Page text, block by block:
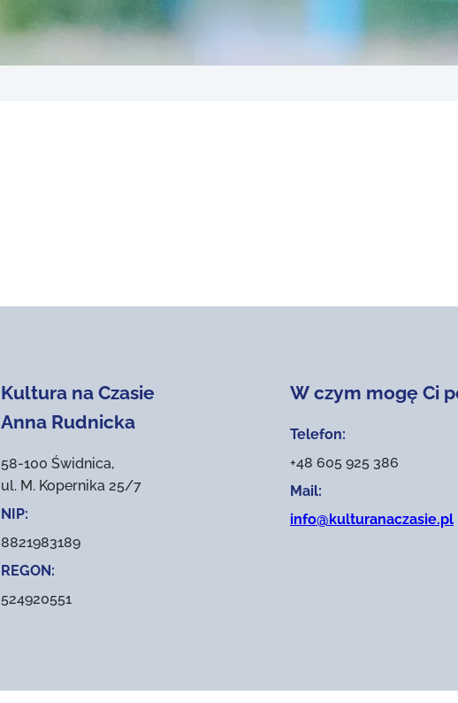
Kultura na Czasie
Anna Rudnicka
58-100 Świdnica,
ul. M. Kopernika 25/7
NIP:
8821983189
REGON:
524920551
W czym mogę Ci
Telefon:
+48 605 925 386
Mail:
info@kulturanaczasie.pl